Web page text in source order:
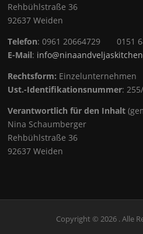
Rehbühlstraße 36
92637 Weiden
Telefon: 0961 20664729 0151
E-Mail:
Rechtsform: Einzelunternehmen
Ust.-Identifikationsnummer:
Verantwortlich für den Inhalt
Nina Schaumberger
Rehbühlstraße 36
92637 Weiden
Copyright © 2026 . Alle